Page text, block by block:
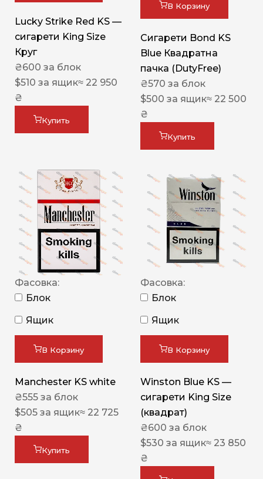
Lucky Strike Red KS —
сигарети King Size
Круг
₴600 за блок
$510 за ящик≈ 22 950
₴
Купить
В Корзину
Сигарети Bond KS
Blue Квадратна
пачка (DutyFree)
₴570 за блок
$500 за ящик≈ 22 500
₴
Купить
Фасовка:
Блок
Ящик
В Корзину
Manchester KS white
₴555 за блок
$505 за ящик≈ 22 725
₴
Купить
Фасовка:
Блок
Ящик
В Корзину
Winston Blue KS —
сигарети King Size
(квадрат)
₴600 за блок
$530 за ящик≈ 23 850
₴